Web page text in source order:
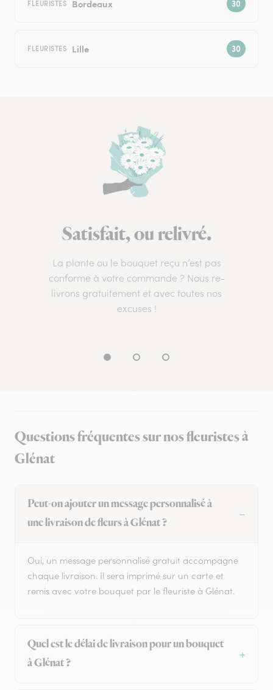
FLEURISTES Bordeaux
FLEURISTES Lille
Satisfait, ou relivré.
La plante ou le bouquet reçu n’est pas
conforme à votre commande ? Nous re-
livrons gratuitement et avec toutes nos
excuses !
Questions fréquentes sur nos fleuristes à
Glénat
Peut-on ajouter un message personnalisé à
une livraison de fleurs à Glénat ?
Oui, un message personnalisé gratuit accompagne
chaque livraison. Il sera imprimé sur un carte et
remis avec votre bouquet par le fleuriste à Glénat.
Quel est le délai de livraison pour un bouquet
à Glénat ?